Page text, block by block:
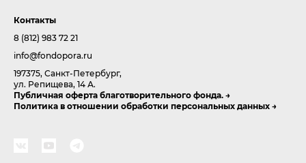
Контакты
8 (812) 983 72 21
info@fondopora.ru
197375, Санкт-Петербург,
ул. Репищева, 14 А.
Публичная оферта благотворительного фонда.
Политика в отношении обработки персональных данных